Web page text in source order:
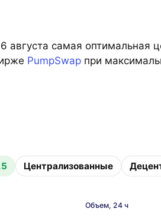
августа самая оптимальная
PumpSwapпри
Централизованные
Объем, 24 ч